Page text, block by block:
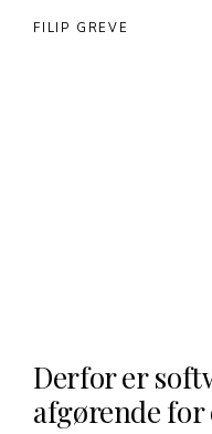
FILIP GREVE
Derfor er
afgørende